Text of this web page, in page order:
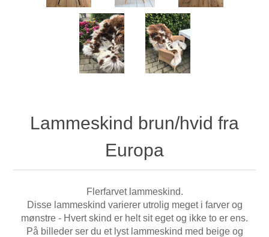
Lammeskind brun/hvid fra
Europa
Flerfarvet lammeskind.
Disse lammeskind varierer utrolig meget i farver og
mønstre - Hvert skind er helt sit eget og ikke to er ens.
På billeder ser du et lyst lammeskind med beige og